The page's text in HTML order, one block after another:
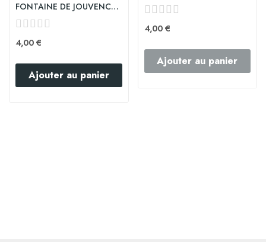
FONTAINE DE JOUVENCE (premium)
4,00 €
Ajouter au panier
4,00 €
Ajouter au panier